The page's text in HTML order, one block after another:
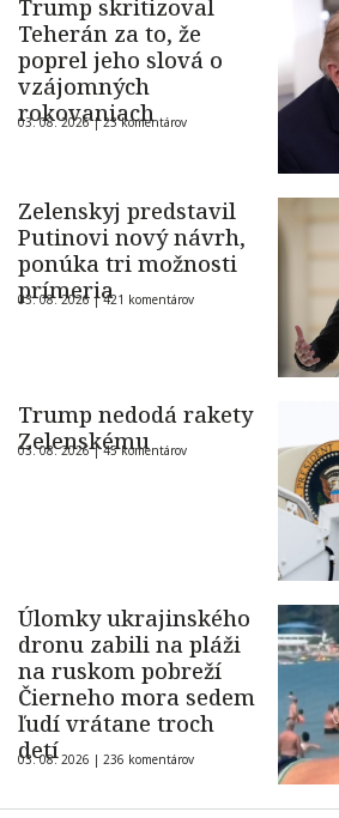
Trump skritizoval
Teherán za to, že
poprel jeho slová o
vzájomných
rokovaniach
03. 08. 2026 |23 komentárov
Zelenskyj predstavil
Putinovi nový návrh,
ponúka tri možnosti
prímeria
03. 08. 2026 |421 komentárov
Trump nedodá rakety
Zelenskému
03. 08. 2026 |45 komentárov
Úlomky ukrajinského
dronu zabili na pláži
na ruskom pobreží
Čierneho mora sedem
ľudí vrátane troch
detí
03. 08. 2026 | 236 komentárov